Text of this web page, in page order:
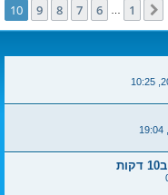
הקודם 1
6
7
8
9
10